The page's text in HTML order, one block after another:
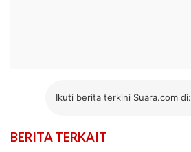
Ikuti berita terkini Suara.com di:
BERITA TERKAIT